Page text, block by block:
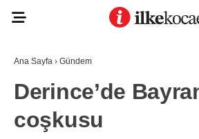
Ana Sayfa › Gündem
Derince’de
coşkusu